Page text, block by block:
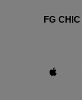
FG CHIC